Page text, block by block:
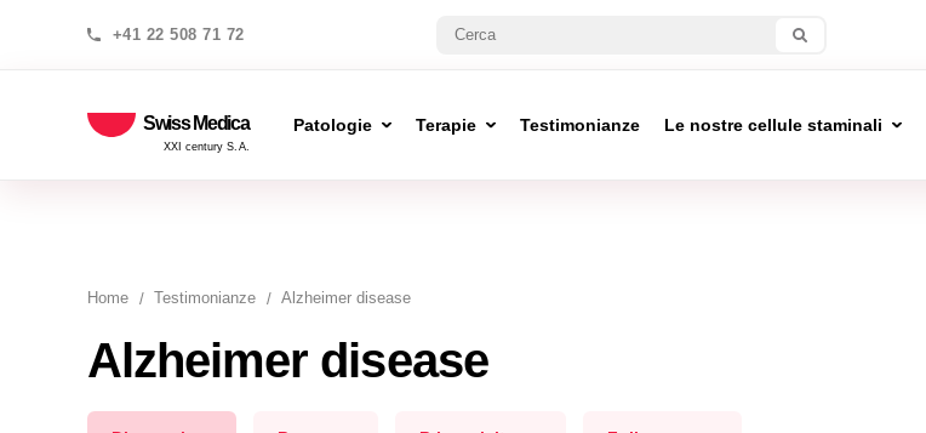
+41 22 508 71 72
Swiss Medica
XXI century S.A.
Patologie Terapie Testimonianze Le nostre cellule staminali
Home Testimonianze Alzheimer disease
Alzheimer disease